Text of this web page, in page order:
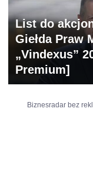
List do
Giełda Praw
„Vindexus”
Premium]
Biznesradar bez